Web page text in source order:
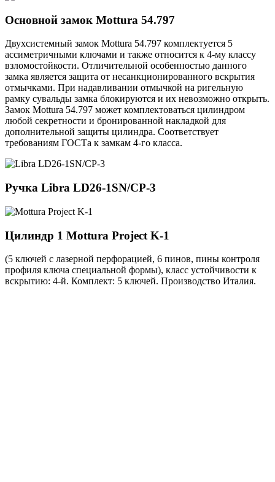
Основной замок Mottura 54.797
Двухсистемный замок Mottura 54.797 комплектуется 5
ассиметричными ключами и также относится к 4-му классу
взломостойкости. Отличительной особенностью данного
замка является защита от несанкционированного вскрытия
отмычками. При надавливании отмычкой на ригельную
рамку сувальды замка блокируются и их невозможно открыть.
Замок Mottura 54.797 может комплектоваться цилиндром
любой секретности и бронированной накладкой для
дополнительной защиты цилиндра. Соответствует
требованиям ГОСТа к замкам 4-го класса.
Ручка Libra LD26-1SN/CP-3
Цилиндр 1 Mottura Project K-1
(5 ключей с лазерной перфорацией, 6 пинов, пины контроля
профиля ключа специальной формы), класс устойчивости к
вскрытию: 4-й. Комплект: 5 ключей. Производство Италия.